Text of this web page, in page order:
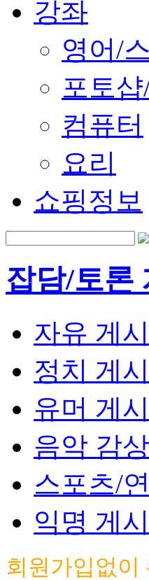
강좌
영어/
포토
컴퓨터
요리
쇼핑정보
잡담/토론
자유 게
정치 게
유머 게
음악 감
스포츠/
익명 게
회원가입없이